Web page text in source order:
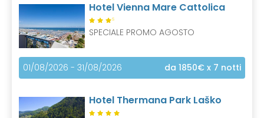
Hotel Vienna Mare Cattolica
S
SPECIALE PROMO AGOSTO
01/08/2026 - 31/08/2026 da 1850€ x 7 notti
Hotel Thermana Park Laško